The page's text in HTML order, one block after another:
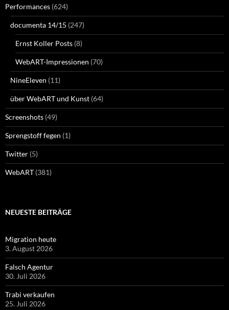
Performances (624)
documenta 14/15 (247)
Ernst Koller Posts (8)
WebART-Impressionen (70)
NineEleven (11)
über WebART und Kunst (64)
Screenshots (49)
Sprengstoff fegen (1)
Twitter (5)
WebART (381)
NEUESTE BEITRÄGE
Migration heute
3. August 2026
Falsch Agentur
30. Juli 2026
Trabi verkaufen
25. Juli 2026